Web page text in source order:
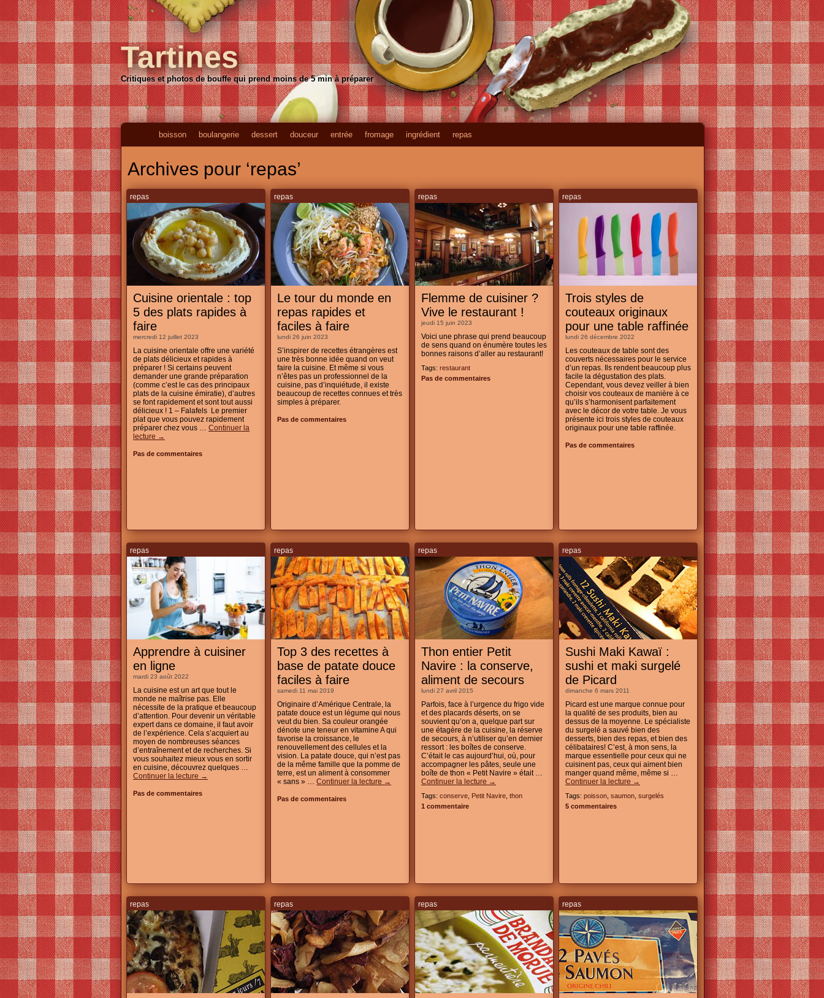
Tartines
Critiques et photos de bouffe qui prend moins de 5 min à préparer
boisson boulangerie dessert douceur entrée fromage ingrédient repas
Archives pour ‘repas’
repas
Cuisine orientale : top
5 des plats rapides à
faire
mercredi 12 juillet 2023
La cuisine orientale offre une variété
de plats délicieux et rapides à
préparer ! Si certains peuvent
demander une grande préparation
(comme c’est le cas des principaux
plats de la cuisine émiratie), d’autres
se font rapidement et sont tout aussi
délicieux ! 1 – Falafels Le premier
plat que vous pouvez rapidement
préparer chez vous … Continuer la
lecture →
Pas de commentaires
repas
Le tour du monde en
repas rapides et
faciles à faire
lundi 26 juin 2023
S’inspirer de recettes étrangères est
une très bonne idée quand on veut
faire la cuisine. Et même si vous
n’êtes pas un professionnel de la
cuisine, pas d’inquiétude, il existe
beaucoup de recettes connues et très
simples à préparer.
Pas de commentaires
repas
Flemme de cuisiner ?
Vive le restaurant !
jeudi 15 juin 2023
Voici une phrase qui prend beaucoup
de sens quand on énumère toutes les
bonnes raisons d’aller au restaurant!
Tags: restaurant
Pas de commentaires
repas
Trois styles de
couteaux originaux
pour une table raffinée
lundi 26 décembre 2022
Les couteaux de table sont des
couverts nécessaires pour le service
d’un repas. Ils rendent beaucoup plus
facile la dégustation des plats.
Cependant, vous devez veiller à bien
choisir vos couteaux de manière à ce
qu’ils s’harmonisent parfaitement
avec le décor de votre table. Je vous
présente ici trois styles de couteaux
originaux pour une table raffinée.
Pas de commentaires
repas
Apprendre à cuisiner
en ligne
mardi 23 août 2022
La cuisine est un art que tout le
monde ne maîtrise pas. Elle
nécessite de la pratique et beaucoup
d’attention. Pour devenir un véritable
expert dans ce domaine, il faut avoir
de l’expérience. Cela s’acquiert au
moyen de nombreuses séances
d’entraînement et de recherches. Si
vous souhaitez mieux vous en sortir
en cuisine, découvrez quelques …
Continuer la lecture →
Pas de commentaires
repas
Top 3 des recettes à
base de patate douce
faciles à faire
samedi 11 mai 2019
Originaire d’Amérique Centrale, la
patate douce est un légume qui nous
veut du bien. Sa couleur orangée
dénote une teneur en vitamine A qui
favorise la croissance, le
renouvellement des cellules et la
vision. La patate douce, qui n’est pas
de la même famille que la pomme de
terre, est un aliment à consommer
« sans » … Continuer la lecture →
Pas de commentaires
repas
Thon entier Petit
Navire : la conserve,
aliment de secours
lundi 27 avril 2015
Parfois, face à l’urgence du frigo vide
et des placards déserts, on se
souvient qu’on a, quelque part sur
une étagère de la cuisine, la réserve
de secours, à n’utiliser qu’en dernier
ressort : les boîtes de conserve.
C’était le cas aujourd’hui, où, pour
accompagner les pâtes, seule une
boîte de thon « Petit Navire » était …
Continuer la lecture →
Tags: conserve Petit Navire thon
1 commentaire
repas
Sushi Maki Kawaï :
sushi et maki surgelé
de Picard
dimanche 6 mars 2011
Picard est une marque connue pour
la qualité de ses produits, bien au
dessus de la moyenne. Le spécialiste
du surgelé a sauvé bien des
desserts, bien des repas, et bien des
célibataires! C’est, à mon sens, la
marque essentielle pour ceux qui ne
cuisinent pas, ceux qui aiment bien
manger quand même, même si …
Continuer la lecture →
Tags: poisson saumon surgelés
5 commentaires
repas repas repas repas